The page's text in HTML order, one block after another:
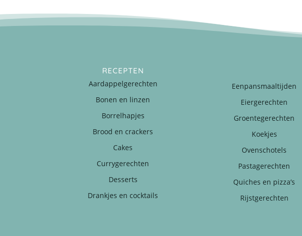
RECEPTEN
Aardappelgerechten
Bonen en linzen
Borrelhapjes
Brood en crackers
Cakes
Currygerechten
Desserts
Drankjes en cocktails
Eenpansmaaltijden
Eiergerechten
Groentegerechten
Koekjes
Ovenschotels
Pastagerechten
Quiches en pizza’s
Rijstgerechten